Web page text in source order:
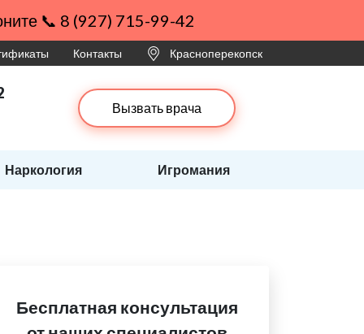
📞 8 (927) 715-99-42
Контакты Красноперекопск
Вызвать врача
Наркология Игромания
Бесплатная консультация